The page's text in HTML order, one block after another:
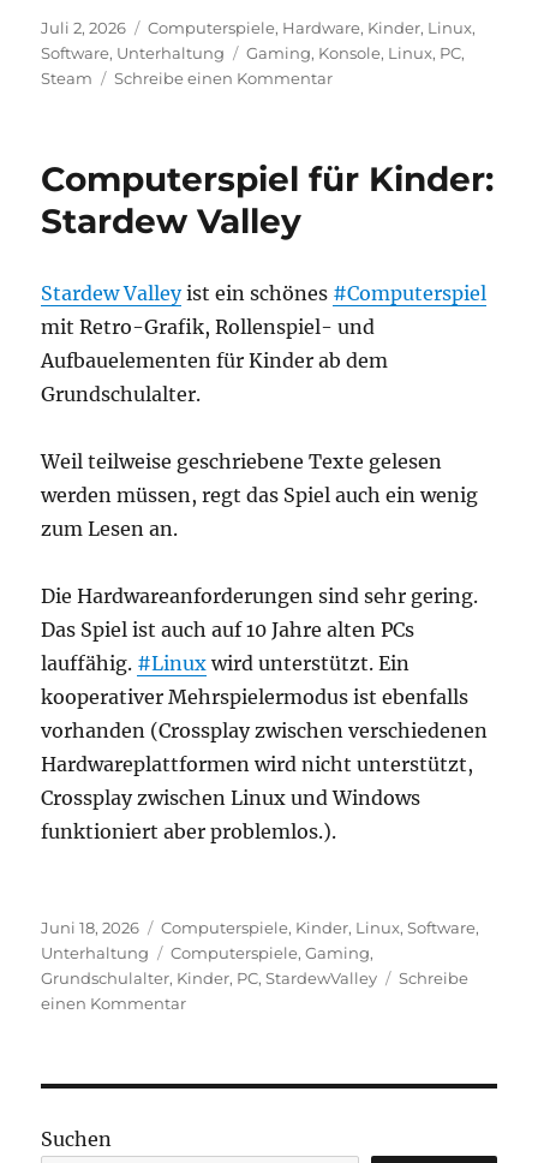
Veröffentlicht
am
Juli 2, 2026 Kategorien
Computerspiele, Hardware, Kinder, Linux,
Software, Unterhaltung Schlagwörter
Gaming, Konsole, Linux, PC,
Steam
Schreibe einen Kommentarzu
für
Computerspiel für Kinder:
Stardew Valley
Stardew Valleyist ein schönes #Computerspiel
mit Retro-Grafik, Rollenspiel- und
Aufbauelementen für Kinder ab dem
Grundschulalter.
Weil teilweise geschriebene Texte gelesen
werden müssen, regt das Spiel auch ein wenig
zum Lesen an.
Die Hardwareanforderungen sind sehr gering.
Das Spiel ist auch auf 10 Jahre alten PCs
lauffähig. #Linux wird unterstützt. Ein
kooperativer Mehrspielermodus ist ebenfalls
vorhanden (Crossplay zwischen verschiedenen
Hardwareplattformen wird nicht unterstützt,
Crossplay zwischen Linux und Windows
funktioniert aber problemlos.).
Veröffentlicht
am
Juni 18, 2026 Kategorien
Computerspiele, Kinder, Linux,Software,
Unterhaltung
Schlagwörter
Computerspiele,Gaming,
Grundschulalter, Kinder, PC,StardewValley
Schreibe
einen Kommentarzu
Suchen